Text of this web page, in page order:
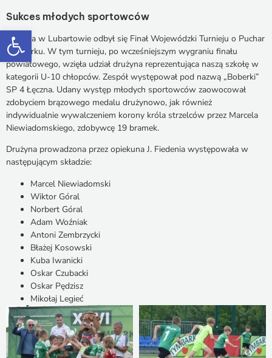
Otwórz pasek narzędzi
Sukces młodych sportowców
21 maja w Lubartowie odbył się Finał Wojewódzki Turnieju o Puchar
Tymbarku. W tym turnieju, po wcześniejszym wygraniu finału
powiatowego, wzięła udział drużyna reprezentująca naszą szkołę w
kategorii U-10 chłopców. Zespół występował pod nazwą „Boberki”
SP 4 Łęczna. Udany występ młodych sportowców zaowocował
zdobyciem brązowego medalu drużynowo, jak również
indywidualnie wywalczeniem korony króla strzelców przez Marcela
Niewiadomskiego, zdobywcę 19 bramek.
Drużyna prowadzona przez opiekuna J. Fiedenia występowała w
następującym składzie:
Marcel Niewiadomski
Wiktor Góral
Norbert Góral
Adam Woźniak
Antoni Zembrzycki
Błażej Kosowski
Kuba Iwanicki
Oskar Czubacki
Oskar Pędzisz
Mikołaj Legieć